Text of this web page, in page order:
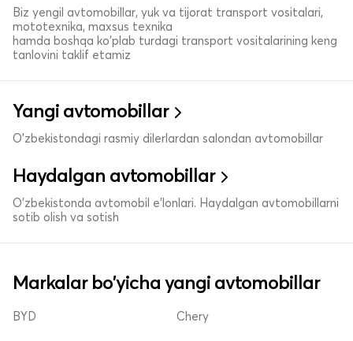
Biz yengil avtomobillar, yuk va tijorat transport vositalari,
mototexnika, maxsus texnika
hamda boshqa ko'plab turdagi transport vositalarining keng
tanlovini taklif etamiz
Yangi avtomobillar
O'zbekistondagi rasmiy dilerlardan salondan avtomobillar
Haydalgan avtomobillar
O'zbekistonda avtomobil e’lonlari. Haydalgan avtomobillarni
sotib olish va sotish
Markalar bo'yicha yangi avtomobillar
BYD Chery